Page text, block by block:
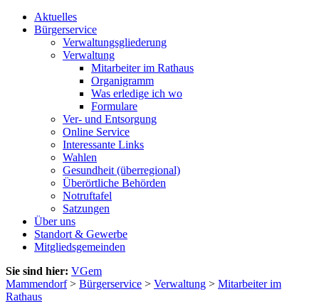
Aktuelles
Bürgerservice
Verwaltungsgliederung
Verwaltung
Mitarbeiter im Rathaus
Organigramm
Was erledige ich wo
Formulare
Ver- und Entsorgung
Online Service
Interessante Links
Wahlen
Gesundheit (überregional)
Überörtliche Behörden
Notruftafel
Satzungen
Über uns
Standort & Gewerbe
Mitgliedsgemeinden
Sie sind hier: VGem
Mammendorf> Bürgerservice > Verwaltung > Mitarbeiter im
Rathaus